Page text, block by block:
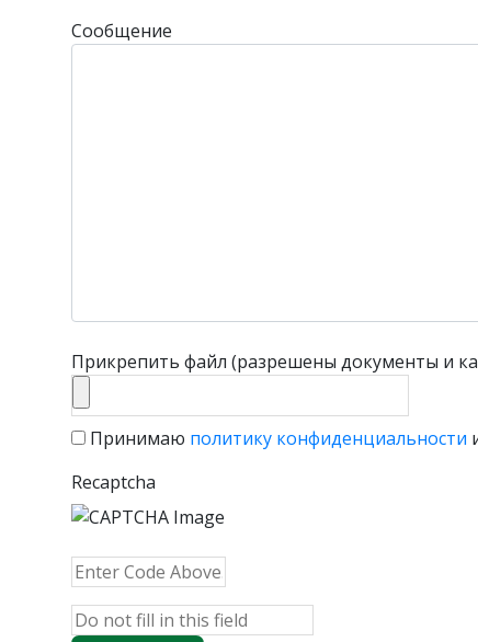
Сообщение
Прикрепить файл (разрешены документы и
Принимаю политику конфиденциальности
Recaptcha